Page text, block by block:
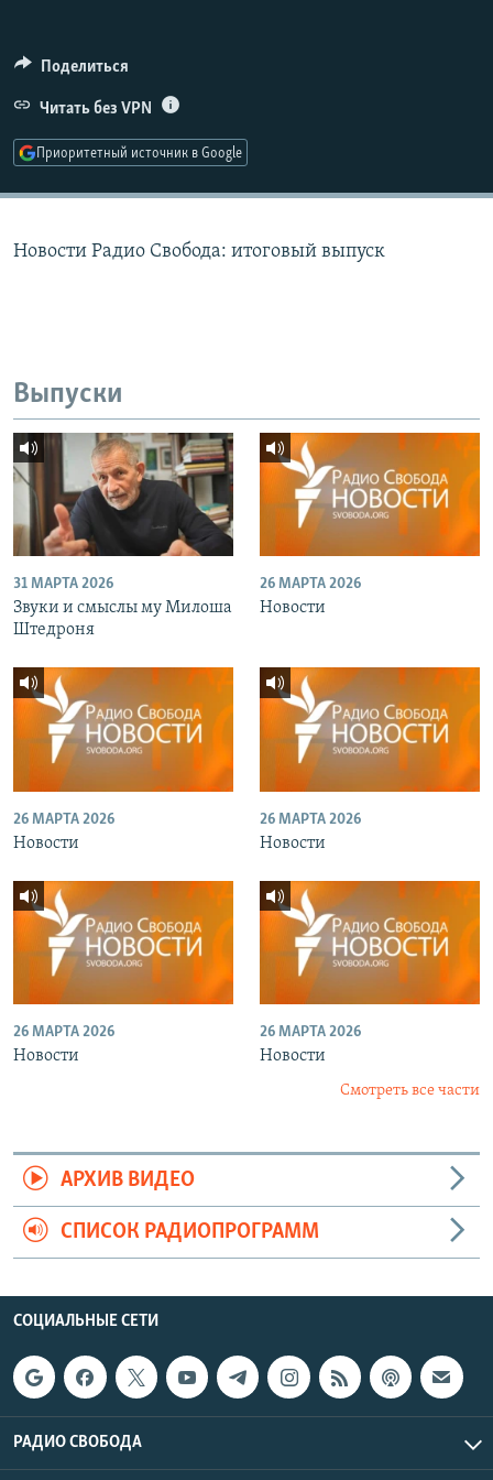
ПОДПИШИТЕСЬ НА РАССЫЛКУ
СОЦИАЛЬНЫЕ СЕТИ
Поделиться
Читать без VPN
Приоритетный источник в Google
Новости Радио Свобода: итоговый выпуск
Выпуски
31 МАРТА 2026
Звуки и смыслы му Милоша
Штедроня
26 МАРТА 2026
Новости
26 МАРТА 2026
Новости
26 МАРТА 2026
Новости
26 МАРТА 2026
Новости
26 МАРТА 2026
Новости
Смотреть все части
АРХИВ ВИДЕО
СПИСОК РАДИОПРОГРАММ
СОЦИАЛЬНЫЕ СЕТИ
РАДИО СВОБОДА